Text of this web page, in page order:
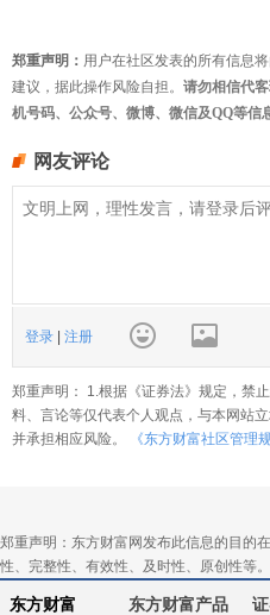
郑重声明： 用户在社区发表的所有信息
建议，据此操作风险自担。 请勿相信代
机号码、公众号、微博、微信及QQ等信
网友评论
登录 注册
郑重声明： 1.根据《证券法》规定，禁
料、言论等仅代表个人观点，与本网站
并承担相应风险。
《东方财富社区管理
郑重声明：东方财富网发布此信息的目的
性、完整性、有效性、及时性、原创性等
东方财富 东方财富产品